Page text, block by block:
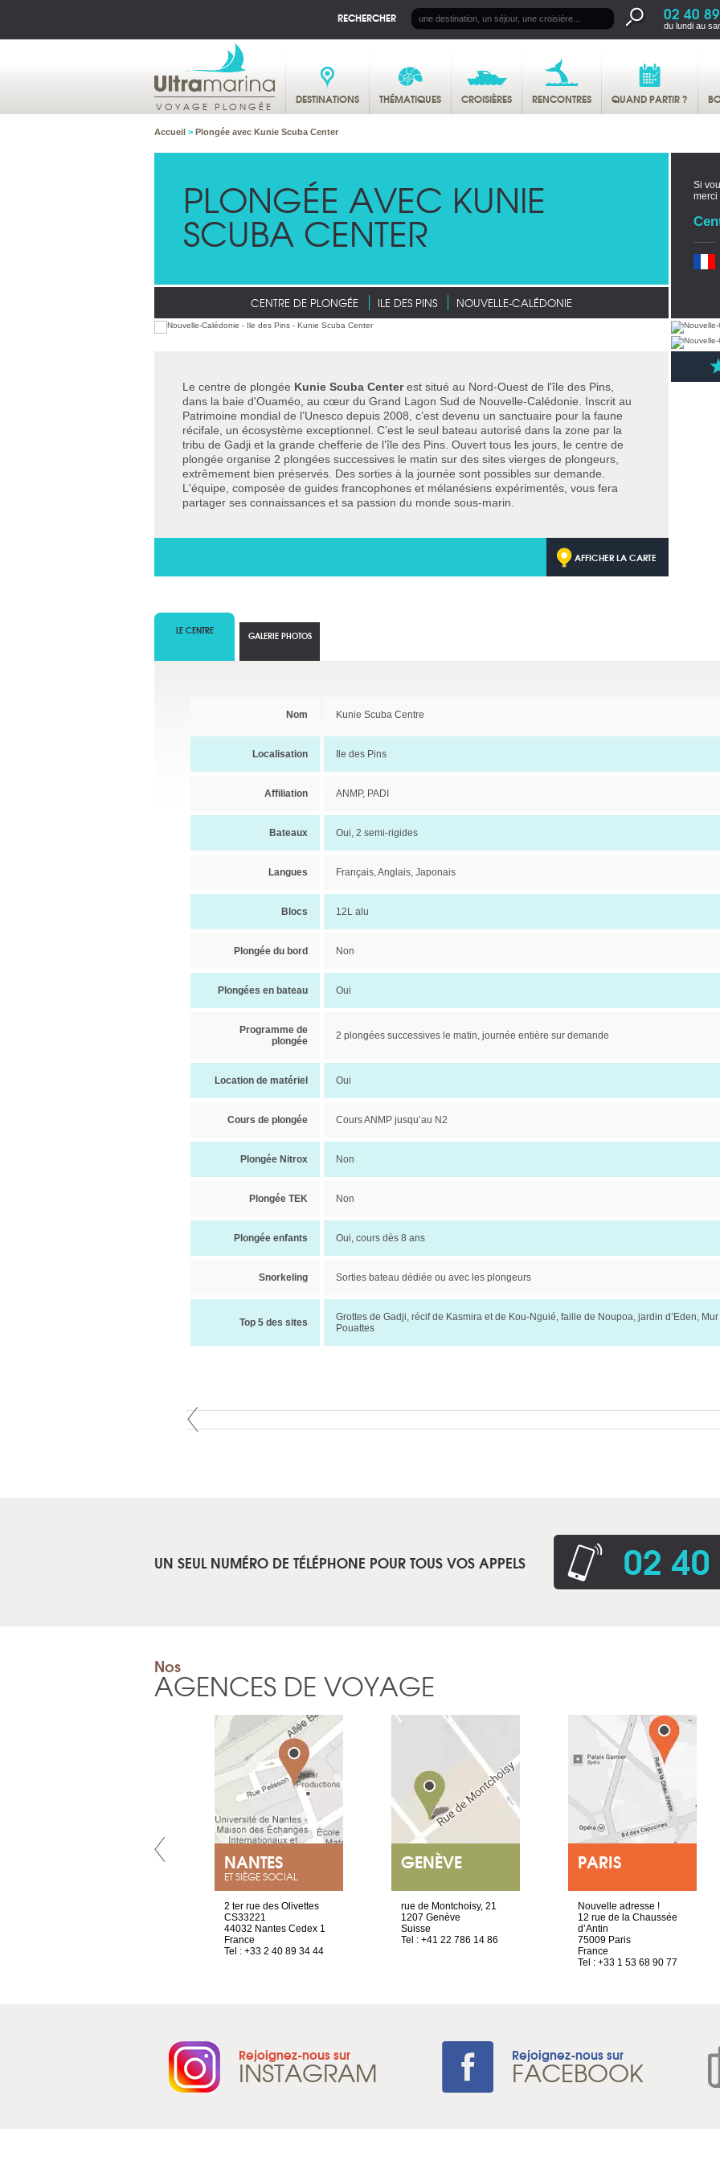
RECHERCHER 02 40
du lundi au
VOYAGE PLONGÉE DESTINATIONS THÉMATIQUES CROISIÈRES RENCONTRES QUAND PARTIR ?
Accueil > Plongée avec Kunie Scuba Center
PLONGÉE AVEC KUNIE
SCUBA CENTER
CENTRE DE PLONGÉE ILE DES PINS NOUVELLE-CALÉDONIE
Si
Le centre de plongée Kunie Scuba Centerest situé au Nord-Ouest de l'île des Pins,
dans la baie d'Ouaméo, au cœur du Grand Lagon Sud de Nouvelle-Calédonie. Inscrit au
Patrimoine mondial de l’Unesco depuis 2008, c’est devenu un sanctuaire pour la faune
récifale, un écosystème exceptionnel. C’est le seul bateau autorisé dans la zone par la
tribu de Gadji et la grande chefferie de l’île des Pins. Ouvert tous les jours, le centre de
plongée organise 2 plongées successives le matin sur des sites vierges de plongeurs,
extrêmement bien préservés. Des sorties à la journée sont possibles sur demande.
L'équipe, composée de guides francophones et mélanésiens expérimentés, vous fera
partager ses connaissances et sa passion du monde sous-marin.
AFFICHER LA CARTE
LE CENTRE
Nom Kunie Scuba Centre
Localisation Ile des Pins
Affiliation ANMP, PADI
Bateaux Oui, 2 semi-rigides
Langues Français, Anglais, Japonais
Blocs 12L alu
Plongée du bord Non
Plongées en bateau Oui
Programme de
plongée
2 plongées successives le matin, journée entière sur demande
Location de matériel Oui
Cours de plongée Cours ANMP jusqu’au N2
Plongée Nitrox Non
Plongée TEK Non
Plongée enfants Oui, cours dès 8 ans
Snorkeling Sorties bateau dédiée ou avec les plongeurs
Top 5 des sites
Grottes de Gadji, récif de Kasmira et de Kou-Nguié, faille de Noupoa, jardin d’Eden,
Pouattes
GALERIE PHOTOS
UN SEUL NUMÉRO DE TÉLÉPHONE POUR TOUS VOS APPELS 02
Nos
AGENCES DE VOYAGE
NANTES
ET SIÈGE SOCIAL
2 ter rue des Olivettes
CS33221
44032 Nantes Cedex 1
France
Tel : +33 2 40 89 34 44
GENÈVE
rue de Montchoisy, 21
1207 Genève
Suisse
Tel : +41 22 786 14 86
PARIS
Nouvelle adresse !
12 rue de la Chaussée
d’Antin
75009 Paris
France
Tel : +33 1 53 68 90 77
Rejoignez-nous sur
INSTAGRAM Rejoignez-nous sur
FACEBOOK